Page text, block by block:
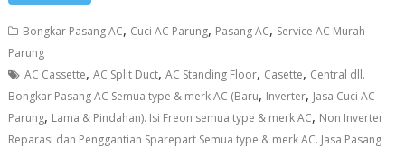
Bongkar Pasang AC, Cuci AC Parung, Pasang AC, Service AC Murah
Parung
AC Cassette,AC Split Duct,AC Standing Floor, Casette, Central dll.
Bongkar Pasang AC Semua type & merk AC (Baru, Inverter, Jasa Cuci AC
Parung, Lama & Pindahan). Isi Freon semua type & merk AC, Non Inverter
Reparasi dan Penggantian Sparepart Semua type & merk AC. Jasa Pasang